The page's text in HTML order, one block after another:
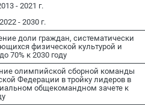
- 2021 г.
- 2030 г.
доли граждан, систематически
физической культурой и
70% к 2030 году
олимпийской сборной команды
Федерации в тройку лидеров в
общекомандном зачете к